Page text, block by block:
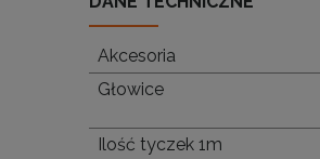
Akcesoria
Głowice
Ilość tyczek 1m